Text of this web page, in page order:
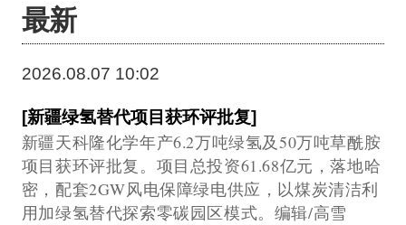
最新
2026.08.07 10:02
[新疆绿氢替代项目获环评批复]
新疆天科隆化学年产6.2万吨绿氢及50万吨草酰胺
项目获环评批复。项目总投资61.68亿元，落地哈
密，配套2GW风电保障绿电供应，以煤炭清洁利
用加绿氢替代探索零碳园区模式。编辑/高雪